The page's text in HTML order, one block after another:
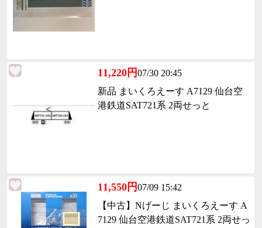
11,220円07/30 20:45
新品 まいくろえーす A7129 仙台空
港鉄道SAT721系 2両せっと
11,550円07/09 15:42
【中古】Nげーじ まいくろえーす A
7129 仙台空港鉄道SAT721系 2両せっ